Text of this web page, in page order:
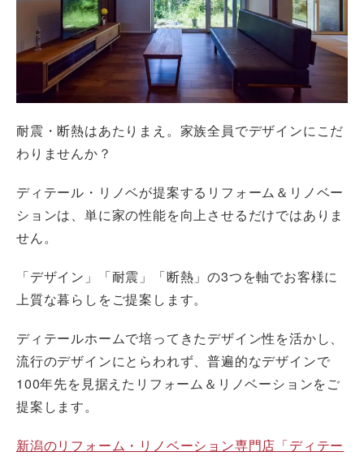
耐震・断熱はあたりまえ。家族全員でデザインにこだ
わりませんか？
ディテール・リノベが提案するリフォーム＆リノベー
ションは、単に家の性能を向上させるだけではありま
せん。
「デザイン」「耐震」「断熱」の3つを軸でお客様に
上質な暮らしをご提案します。
ディテールホームで培ってきたデザイン性を活かし、
流行のデザインにとらわれず、普遍的なデザインで
100年先を見据えたリフォーム＆リノベーションをご
提案します。
新潟のリフォーム・リノベーション専門店「ディテー